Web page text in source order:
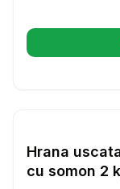
Hrana
cu somon 2